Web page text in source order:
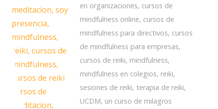
en organizaciones, cursos de
mindfulness online, cursos de
mindfulness para directivos, cursos
de mindfulness para empresas,
cursos de reiki, mindfulness,
mindfulness en colegios, reiki,
sesiones de reiki, terapia de reiki,
UCDM, un curso de milagros